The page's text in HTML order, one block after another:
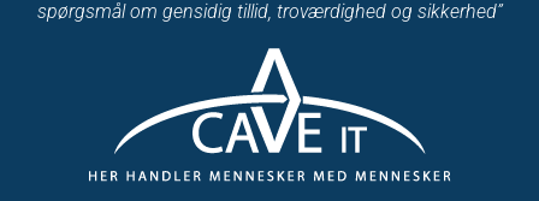
spørgsmål om gensidig tillid, troværdighed og sikkerhed”